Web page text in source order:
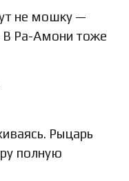
не мошку —
В Ра-Амони тоже
Рыцарь
полную